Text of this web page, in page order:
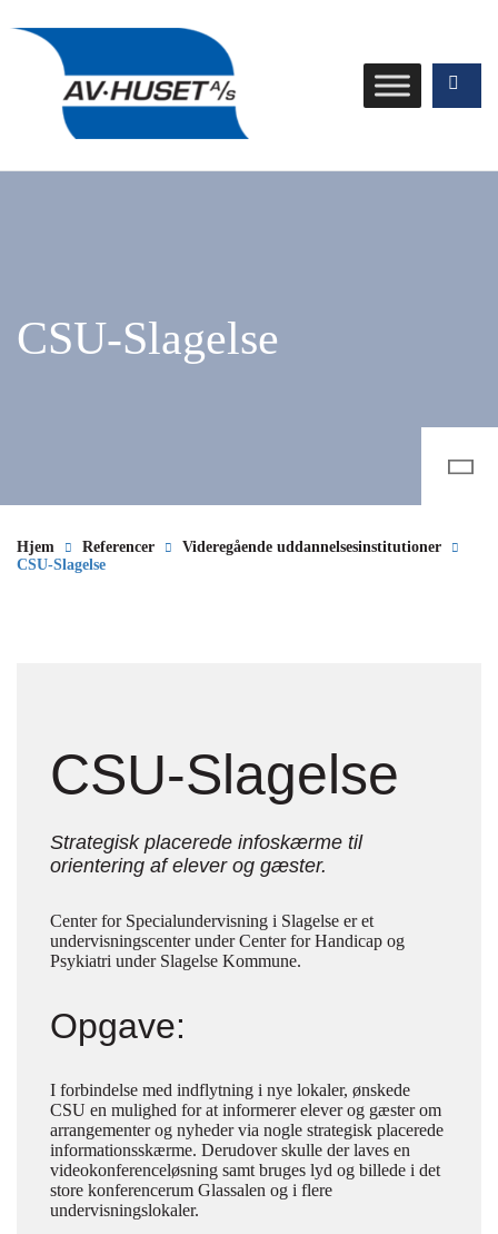
CSU-Slagelse
Hjem Referencer
Videregående uddannelsesinstitutioner
CSU-Slagelse
CSU-Slagelse
Strategisk placerede infoskærme til
orientering af elever og gæster.
Center for Specialundervisning i Slagelse er et
undervisningscenter under Center for Handicap og
Psykiatri under Slagelse Kommune.
Opgave:
I forbindelse med indflytning i nye lokaler, ønskede
CSU en mulighed for at informerer elever og gæster om
arrangementer og nyheder via nogle strategisk placerede
informationsskærme. Derudover skulle der laves en
videokonferenceløsning samt bruges lyd og billede i det
store konferencerum Glassalen og i flere
undervisningslokaler.